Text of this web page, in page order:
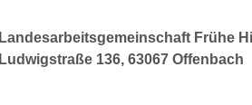
Landesarbeitsgemeinschaft Frühe
Ludwigstraße 136, 63067 Offenbach